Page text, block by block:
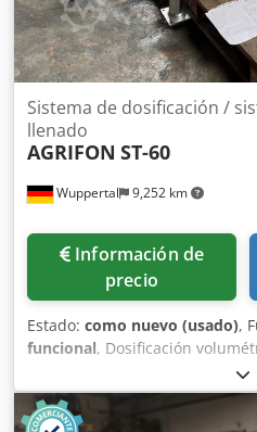
Wuppertal 9,252 km
Sistema de dosificación /
llenado
AGRIFON ST-60
Información de
precio
Estado: como nuevo (usado),
funcional, Dosificación
incorporado Djdpfjt Akaqsx
Unidad de bateo incorporada
densidad aparente